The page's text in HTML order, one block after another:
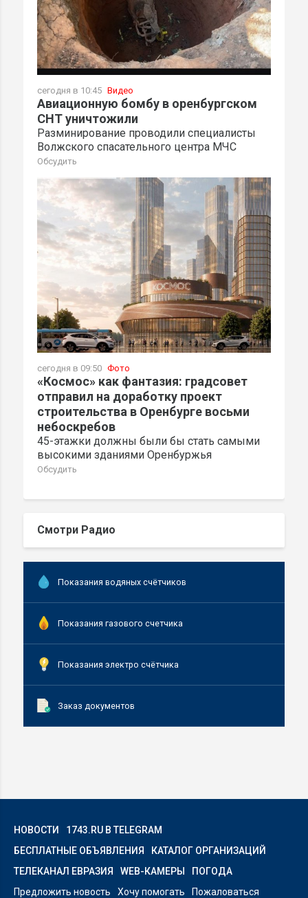
сегодня в 10:45 Видео
Авиационную бомбу в оренбургском
СНТ уничтожили
Разминирование проводили специалисты
Волжского спасательного центра МЧС
Обсудить
сегодня в 09:50 Фото
«Космос» как фантазия: градсовет
отправил на доработку проект
строительства в Оренбурге восьми
небоскребов
45-этажки должны были бы стать самыми
высокими зданиями Оренбуржья
Обсудить
Смотри Радио
Показания водяных счётчиков
Показания газового счетчика
Показания электро счётчика
Заказ документов
НОВОСТИ
1743.RU В TELEGRAM
БЕСПЛАТНЫЕ ОБЪЯВЛЕНИЯ
КАТАЛОГ ОРГАНИЗАЦИЙ
ТЕЛЕКАНАЛ ЕВРАЗИЯ
WEB-КАМЕРЫ
ПОГОДА
Предложить новость
Хочу помогать
Пожаловаться